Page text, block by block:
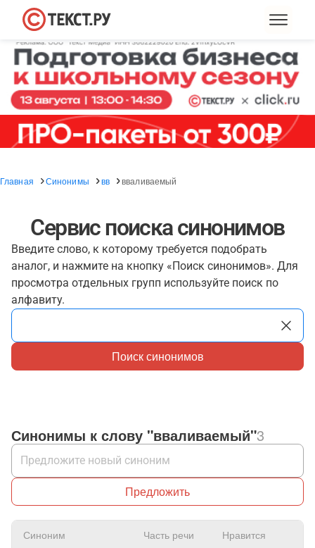
Главная Синонимы вв вваливаемый
Сервис поиска синонимов
Введите слово, к которому требуется подобрать
аналог, и нажмите на кнопку «Поиск синонимов». Для
просмотра отдельных групп используйте поиск по
алфавиту.
Поиск синонимов
Синонимы к слову "вваливаемый"3
Предложить
Синоним Часть речи Нравится